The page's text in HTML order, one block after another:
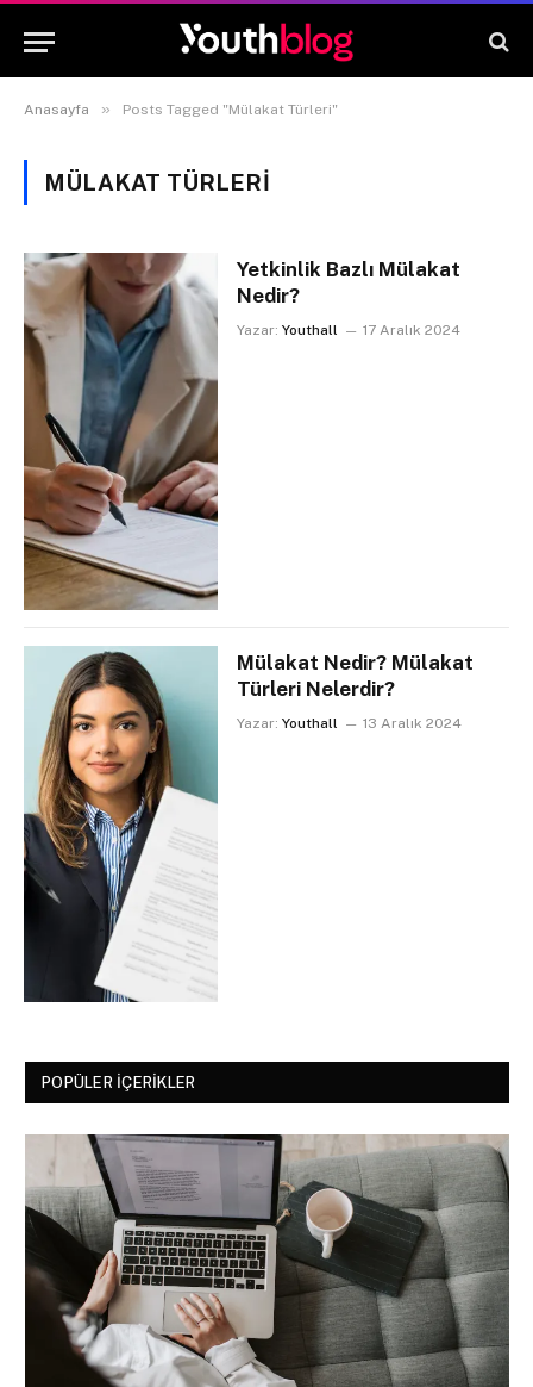
Anasayfa » Posts Tagged "Mülakat Türleri"
MÜLAKAT TÜRLERI
Yetkinlik Bazlı Mülakat
Nedir?
Yazar: Youthall 17 Aralık 2024
Mülakat Nedir? Mülakat
Türleri Nelerdir?
Yazar: Youthall 13 Aralık 2024
POPÜLER İÇERIKLER